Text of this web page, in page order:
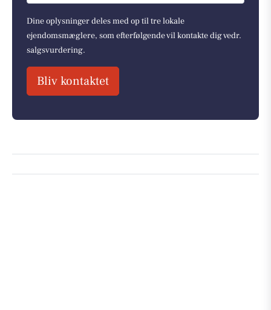
Dine oplysninger deles med op til tre lokale
ejendomsmæglere, som efterfølgende vil kontakte dig vedr.
salgsvurdering.
Bliv kontaktet